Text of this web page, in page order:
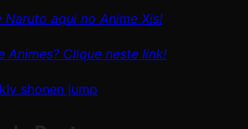
Naruto aqui no Anime Xis!
Animes? Clique neste link!
shonen jump